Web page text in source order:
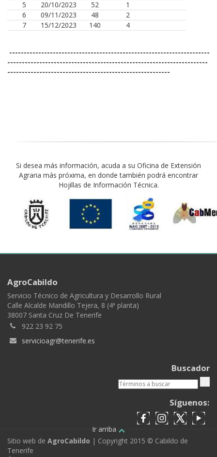
5
20/10/2023 52
1
6
09/11/2023 48
2
7
15/12/2023 140 4
---------------------------------------------------------------------
---------------------------------------------------------------------
--------------------------------------------------------
Si desea más información, acuda a su Oficina de Extensión
Agraria más próxima, en donde también podrá encontrar
Hojillas de Información Técnica.
AgroCabildo
Servicio Técnico de Agricultura y Desarrollo Rural
Calle Alcalde Mandillo Tejera, 8 (4ª planta)
38007 Santa Cruz De Tenerife
922 23 92 75
servicioagr@tenerife.es
Buscador
Síguenos:
Ir arriba
Sitio web de AgroCabildo | Copyright 2015 © Cabildo de
Tenerife